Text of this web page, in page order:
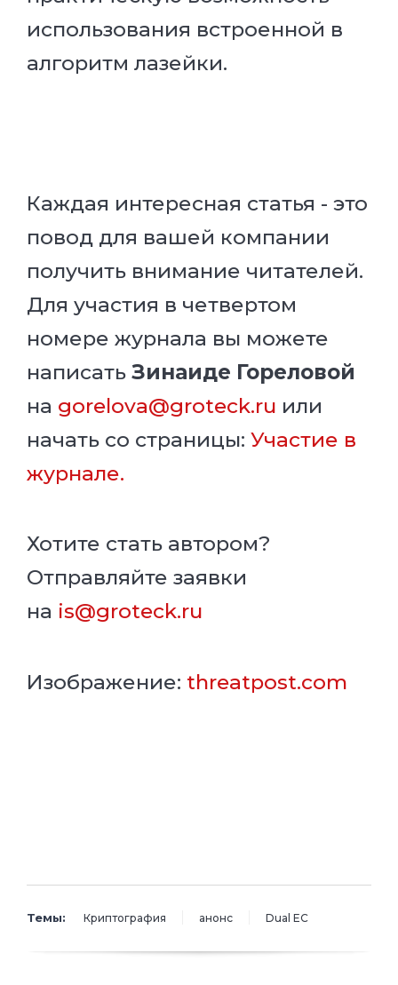
использования встроенной в
алгоритм лазейки.
Каждая интересная статья - это
повод для вашей компании
получить внимание читателей.
Для участия в четвертом
номере журнала вы можете
написать Зинаиде Гореловой
на gorelova@groteck.ru или
начать со страницы: Участие в
журнале.
Хотите стать автором?
Отправляйте заявки
на is@groteck.ru
Изображение: threatpost.com
Темы: Криптография анонс Dual EC